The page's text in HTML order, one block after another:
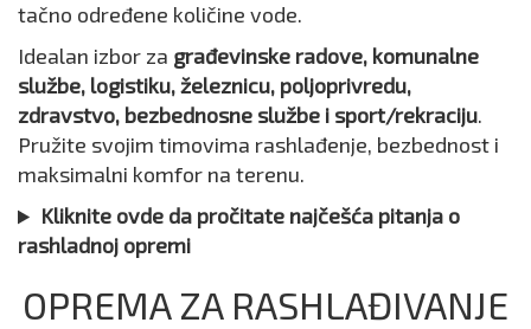
tačno određene količine vode.
Idealan izbor za građevinske radove, komunalne
službe, logistiku, železnicu, poljoprivredu,
zdravstvo, bezbednosne službe i sport/rekraciju.
Pružite svojim timovima rashlađenje, bezbednost i
maksimalni komfor na terenu.
Kliknite ovde da pročitate najčešća pitanja o
rashladnoj opremi
OPREMA ZA RASHLAĐIVANJE